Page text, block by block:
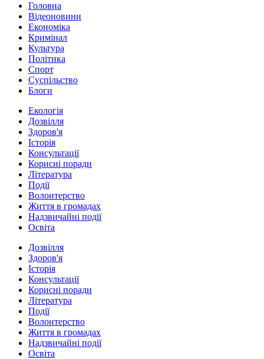
Головна
Відеоновини
Економіка
Кримінал
Культура
Політика
Спорт
Суспільство
Блоги
Екологія
Дозвілля
Здоров'я
Історія
Консультації
Корисні поради
Література
Події
Волонтерство
Життя в громадах
Надзвичайні події
Освіта
Дозвілля
Здоров'я
Історія
Консультації
Корисні поради
Література
Події
Волонтерство
Життя в громадах
Надзвичайні події
Освіта